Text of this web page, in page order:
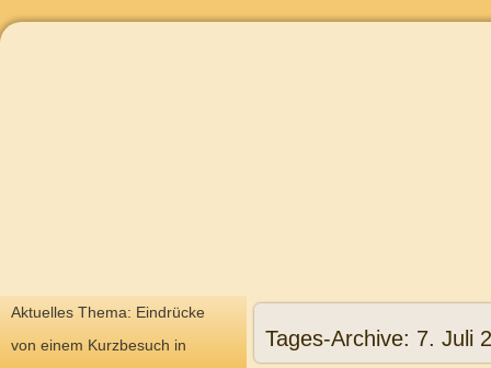
Aktuelles Thema: Eindrücke
von einem Kurzbesuch in
Tages-Archive: 7. Juli